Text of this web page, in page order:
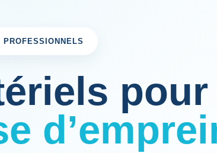
PROFESSIONNELS
pour